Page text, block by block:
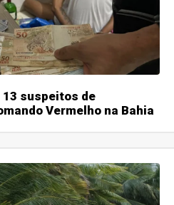
suspeitos de
Vermelho na Bahia